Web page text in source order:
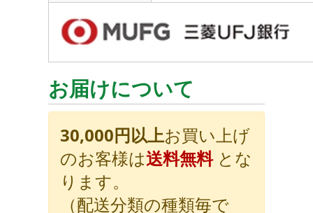
お届けについて
30,000円以上お買い上げ
のお客様は送料無料とな
ります。
（配送分類の種類毎で